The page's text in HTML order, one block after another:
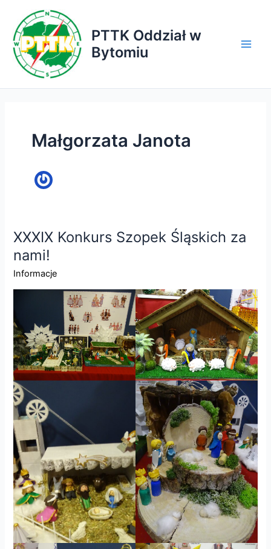
treści
PTTK Oddział w
Bytomiu
Małgorzata Janota
XXXIX Konkurs Szopek Śląskich za
nami!
Informacje